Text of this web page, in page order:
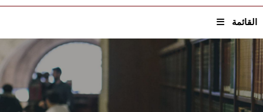
القائمة
الرئيسيـة
عن الجامعة